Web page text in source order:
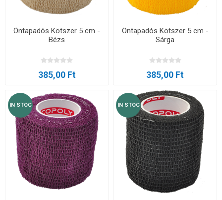
Öntapadós Kötszer 5 cm -
Bézs
385,00 Ft
Öntapadós Kötszer 5 cm -
Sárga
385,00 Ft
IN STOC IN STOC